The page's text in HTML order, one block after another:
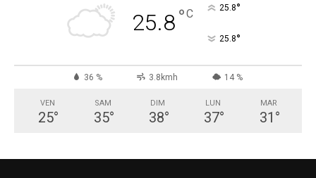
25.8°C 25.8°
25.8°
36 % 3.8kmh 14 %
VEN
25°
SAM
35°
DIM
38°
LUN
37°
MAR
31 °